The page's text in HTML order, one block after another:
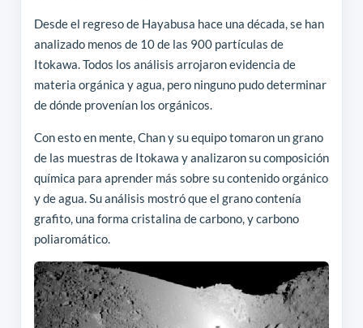
Desde el regreso de Hayabusa hace una década, se han
analizado menos de 10 de las 900 partículas de
Itokawa. Todos los análisis arrojaron evidencia de
materia orgánica y agua, pero ninguno pudo determinar
de dónde provenían los orgánicos.
Con esto en mente, Chan y su equipo tomaron un grano
de las muestras de Itokawa y analizaron su composición
química para aprender más sobre su contenido orgánico
y de agua. Su análisis mostró que el grano contenía
grafito, una forma cristalina de carbono, y carbono
poliaromático.